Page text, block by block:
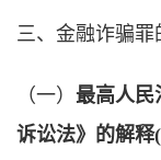
三、金融诈骗罪
（一） 最高人民
诉讼法》的解释